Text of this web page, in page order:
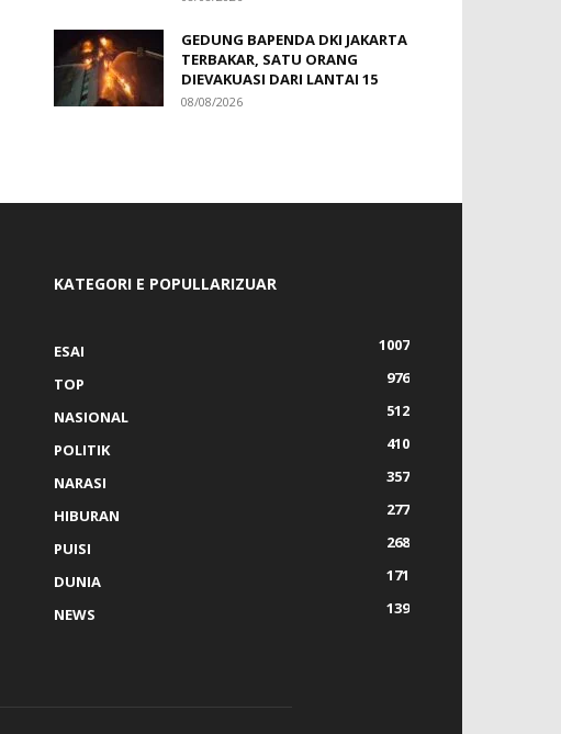
GEDUNG BAPENDA DKI JAKARTA
TERBAKAR, SATU ORANG
DIEVAKUASI DARI LANTAI 15
08/08/2026
KATEGORI E POPULLARIZUAR
ESAI
1007
TOP
976
NASIONAL
512
POLITIK
410
NARASI
357
HIBURAN
277
PUISI
268
DUNIA
171
NEWS
139